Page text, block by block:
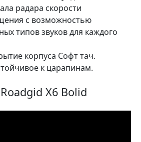
радара скорости
с возможностью
типов звуков для каждого
корпуса Софт тач.
к царапинам.
X6 Bolid